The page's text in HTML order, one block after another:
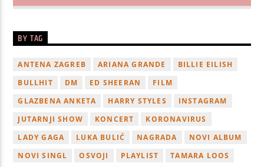
BY TAG
ANTENA ZAGREB ARIANA GRANDE
BILLIE EILISH
BULLHIT
DM ED SHEERAN
FILM
GLAZBENA ANKETA
HARRY STYLES
INSTAGRAM
JUTARNJI SHOW
KONCERT
KORONAVIRUS
LADY GAGA
LUKA BULIĆ NAGRADA
NOVI ALBUM
NOVI SINGL
OSVOJI PLAYLIST
TAMARA LOOS